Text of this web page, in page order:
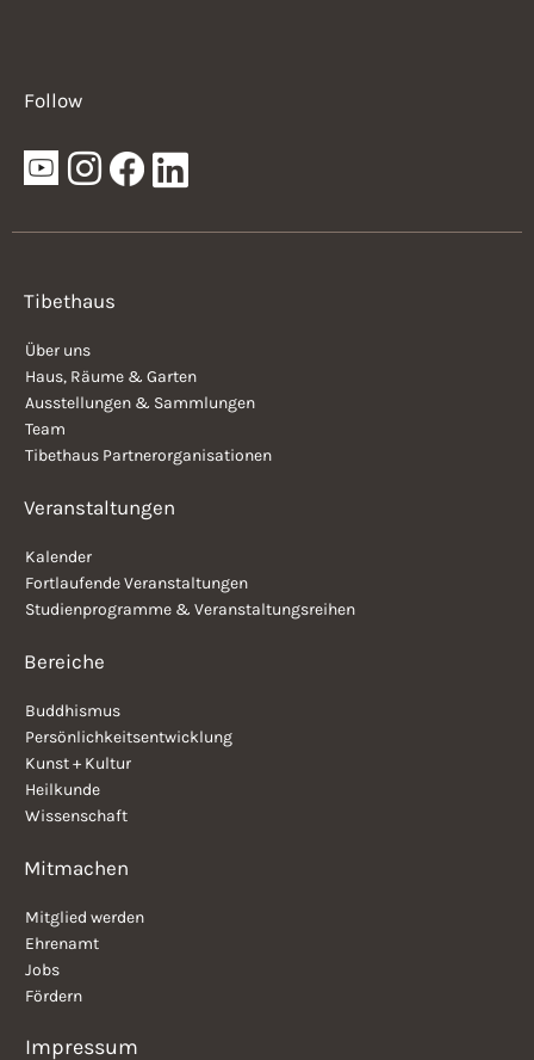
Follow
Tibethaus
Über uns
Haus, Räume & Garten
Ausstellungen & Sammlungen
Team
Tibethaus Partnerorganisationen
Veranstaltungen
Kalender
Fortlaufende Veranstaltungen
Studienprogramme & Veranstaltungsreihen
Bereiche
Buddhismus
Persönlichkeitsentwicklung
Kunst + Kultur
Heilkunde
Wissenschaft
Mitmachen
Mitglied werden
Ehrenamt
Jobs
Fördern
Impressum